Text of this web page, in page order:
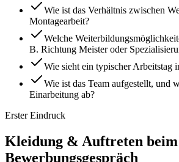
Wie ist das Verhältnis zwischen
Montagearbeit?
Welche
B. Richtung Meister oder
Wie sieht ein typischer Arbeitstag
Wie ist das Team aufgestellt, und
Einarbeitung ab?
Erster Eindruck
Kleidung & Auftreten beim
Bewerbungsgespräch